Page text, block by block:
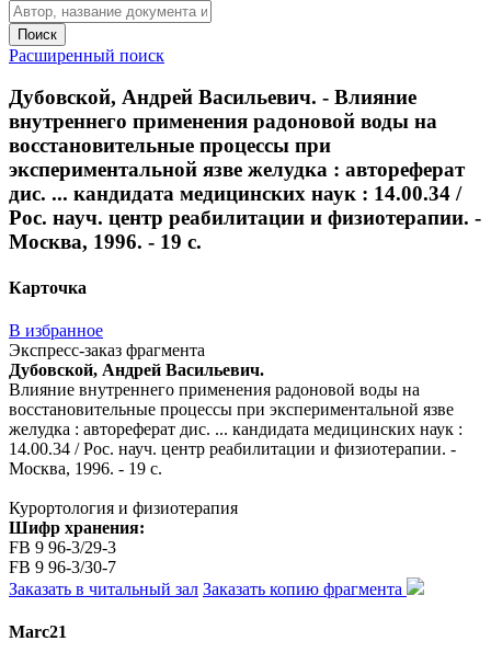
Поиск
Расширенный поиск
Дубовской, Андрей Васильевич. - Влияние
внутреннего применения радоновой воды на
восстановительные процессы при
экспериментальной язве желудка : автореферат
дис. ... кандидата медицинских наук : 14.00.34 /
Рос. науч. центр реабилитации и физиотерапии. -
Москва, 1996. - 19 с.
Карточка
В избранное
Экспресс-заказ фрагмента
Дубовской, Андрей Васильевич.
Влияние внутреннего применения радоновой воды на
восстановительные процессы при экспериментальной язве
желудка : автореферат дис. ... кандидата медицинских наук :
14.00.34 / Рос. науч. центр реабилитации и физиотерапии. -
Москва, 1996. - 19 с.
Курортология и физиотерапия
Шифр хранения:
FB 9 96-3/29-3
FB 9 96-3/30-7
Заказать в читальный зал Заказать копию фрагмента
Marc21